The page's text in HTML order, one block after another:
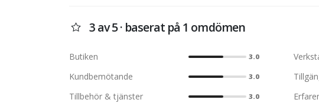
får samma person genom hela affären. Trygghet – SMR-
gäller alltid. Erfarenhet – över 1 500 sålda fordon sedan 2018
3 av 5 · baserat på 1 omdömen
Butiken 3.0
Kundbemötande 3.0
Tillbehör & tjänster 3.0